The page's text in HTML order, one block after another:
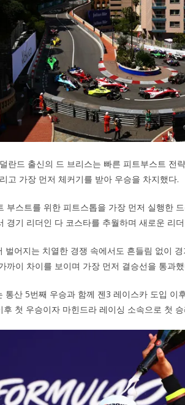
란드 출신의 드 브리스는 빠른 피트부스트 전
고 가장 먼저 체커기를 받아 우승을 차지했다.
부스트를 위한 피트스톱을 가장 먼저 실행한
경기 리더인 다 코스타를 추월하며 새로운 리
벌어지는 치열한 경쟁 속에서도 흔들림 없이
까이 차이를 보이며 가장 먼저 결승선을 통과
통산 5번째 우승과 함께 젠3 레이스카 도입 이
첫 우승이자 마힌드라 레이싱 소속으로 첫